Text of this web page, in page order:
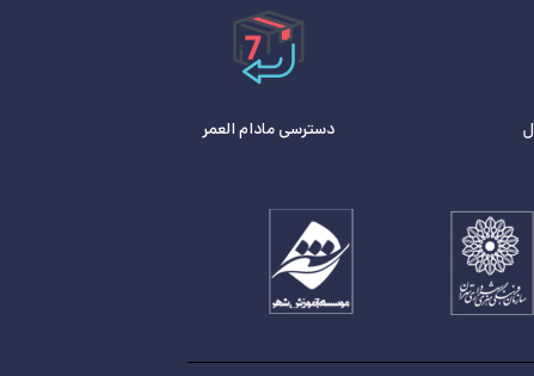
دسترسی مادام العمر